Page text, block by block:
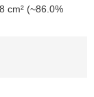
trước thanh
từ 1–2 giờ
cm² (~86.0%